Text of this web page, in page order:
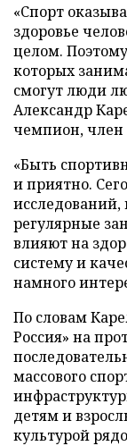
«Спорт
здоровье
целом.
которых
смогут люди
Александр
чемпион, член
«Быть
и приятно.
регулярные
влияют на
систему и
намного
По словам
Россия» на
массового
детям и
культурой